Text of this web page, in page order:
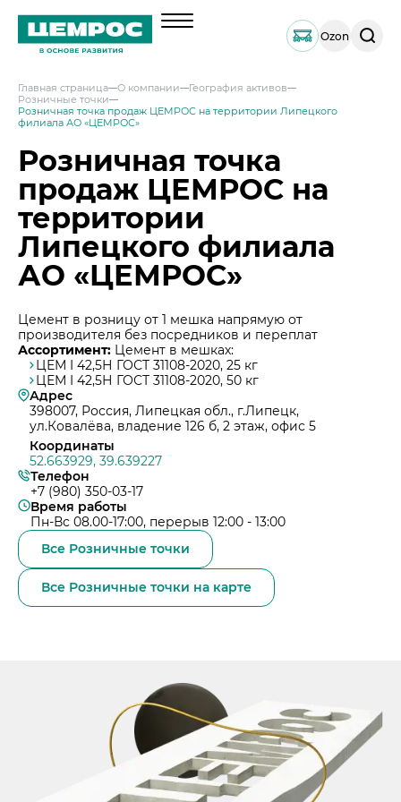
Ozon
Поиск
по
Главная страница О компании
География активов
Розничные точки
Розничная точка продаж ЦЕМРОС на территории Липецкого
филиала АО «ЦЕМРОС»
Розничная точка
продаж ЦЕМРОС на
территории
Липецкого филиала
АО «ЦЕМРОС»
Цемент в розницу от 1 мешка напрямую от
производителя без посредников и переплат
Ассортимент: Цемент в мешках:
ЦЕМ I 42,5Н ГОСТ 31108-2020, 25 кг
ЦЕМ I 42,5Н ГОСТ 31108-2020, 50 кг
Адрес
398007, Россия, Липецкая обл., г.Липецк,
ул.Ковалёва, владение 126 б, 2 этаж, офис 5
Координаты
52.663929, 39.639227
Телефон
+7 (980) 350-03-17
Время работы
Пн-Вс 08.00-17:00, перерыв 12:00 - 13:00
Все Розничные точки
Все Розничные точки на карте
О компании
Документы
География активов
Наши компетенции и возможности
Решения по сегментам строительства
Продукция
Тарированный цемент
Портландцемент ЦЕМРОС 500 ЭКСТРА
Портландцемент ЦЕМРОС 400 ПЛЮС
Примеры приготовления строительных
Иные строительные материалы
Проверка на контрафакт
Качество
Заказать цемент
Услуги
Техническая поддержка
Сервисная поддержка
Проектная поддержка
Мобильные лаборатории
Отгрузка и доставка
Автоперевозки
Железнодорожные отгрузки
Водный транспорт
Центры дистрибуции
Инвесторам
Выпуск 1
Выпуск 2
Устойчивое развитие
Охрана труда и здоровья
Социальные инвестиции
Охрана окружающей среды
Закупки
Закупки
Активные закупочные процедуры на ЭТП
Активные закупочные процедуры на
Архив закупочных процедур
Реализация ТМЦ и непрофильных активов
Политика в области закупок
В помощь поставщику
Карьера
ЦЕМРОС медиа
ЦЕМРОС в деле
Не только цемент
Люди ЦЕМРОСа
Технологии и тренды
Пресса о нас
Контакты
Контакты
Контакты для СМИ
Служба доверия